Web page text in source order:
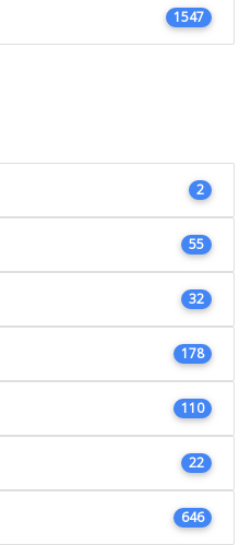
1547
2
55
32
178
110
22
646